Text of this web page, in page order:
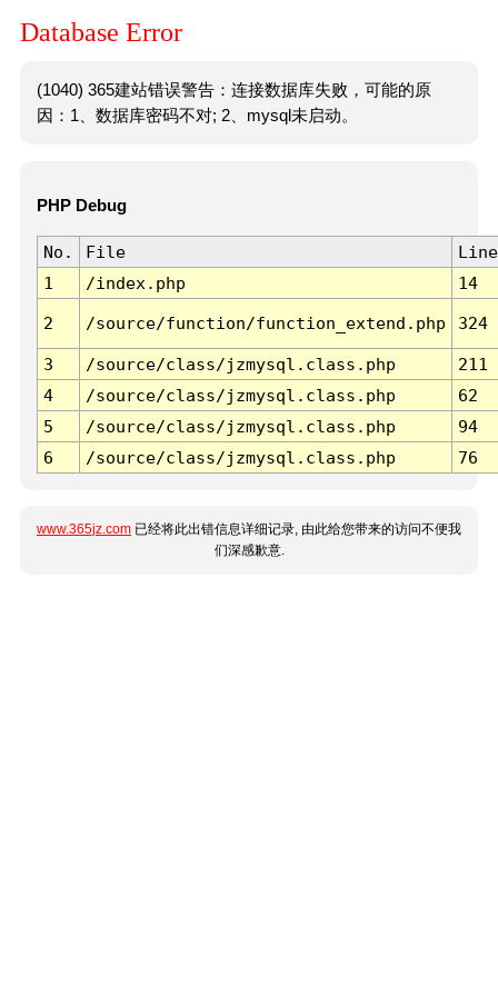
Database Error
(1040) 365建站错误警告：连接数据库失败，可能的原
因：1、数据库密码不对; 2、mysql未启动。
PHP Debug
No. File
Line
1
/index.php 14
2 /source/function/function_extend.php 324
3 /source/class/jzmysql.class.php
211
4
/source/class/jzmysql.class.php
62
5
/source/class/jzmysql.class.php
94
6
/source/class/jzmysql.class.php 76
www.365jz.com 已经将此出错信息详细记录, 由此给您带来的访问不便我
们深感歉意.